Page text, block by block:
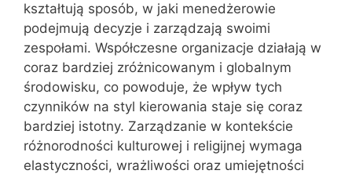
kształtują sposób, w jaki menedżerowie
podejmują decyzje i zarządzają swoimi
zespołami. Współczesne organizacje działają w
coraz bardziej zróżnicowanym i globalnym
środowisku, co powoduje, że wpływ tych
czynników na styl kierowania staje się coraz
bardziej istotny. Zarządzanie w kontekście
różnorodności kulturowej i religijnej wymaga
elastyczności, wrażliwości oraz umiejętności